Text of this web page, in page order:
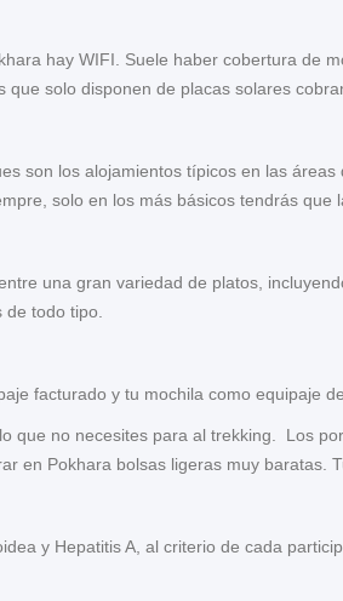
hay WIFI. Suele haber cobertura de
solo disponen de placas solares
son los alojamientos típicos en las
solo en los más básicos tendrás que
una gran variedad de platos,
todo tipo.
facturado y tu mochila como equipaje
que no necesites para al trekking. Los
en Pokhara bolsas ligeras muy baratas.
y Hepatitis A, al criterio de cada